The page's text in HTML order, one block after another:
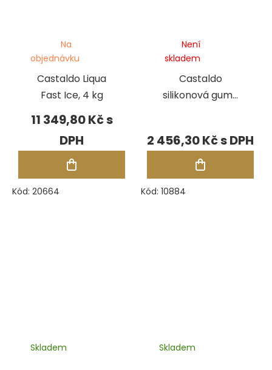
Castaldo Liqua
Fast Ice, 4 kg
Na
objednávku
11 349,80 Kč
Kód: 20664
Castaldo
silikonová guma
pásky 2,27 kg
Není
skladem
2 456,30 Kč
Kód: 10884
Skladem Skladem